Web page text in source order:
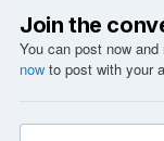
Join the
You can post now
now to post with your